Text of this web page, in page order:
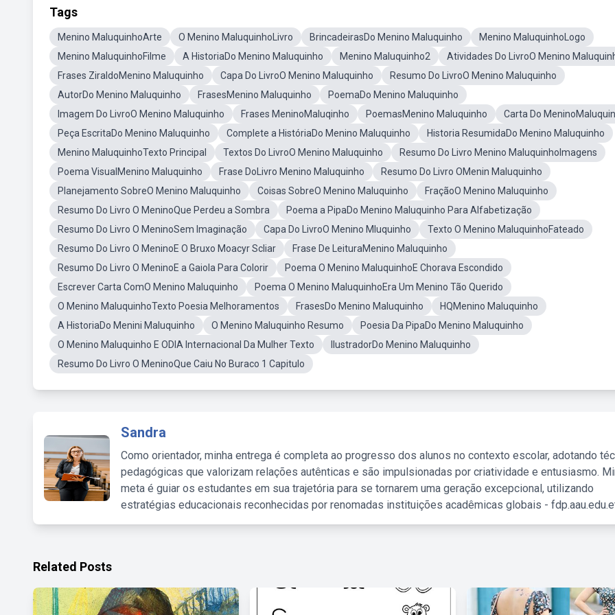
Tags
Menino MaluquinhoArte O Menino MaluquinhoLivro BrincadeirasDo Menino Maluquinho
Menino MaluquinhoLogo
Menino MaluquinhoFilme
A HistoriaDo Menino Maluquinho Menino Maluquinho2
Atividades Do LivroO Menino
Frases ZiraldoMenino Maluquinho
Capa Do LivroO Menino Maluquinho
Resumo Do LivroO Menino Maluquinho
AutorDo Menino Maluquinho
FrasesMenino Maluquinho
PoemaDo Menino Maluquinho
Imagem Do LivroO Menino Maluquinho
Frases MeninoMaluqinho PoemasMenino Maluquinho
Carta Do
Peça EscritaDo Menino Maluquinho
Complete a HistóriaDo Menino Maluquinho
Historia ResumidaDo Menino Maluquinho
Menino MaluquinhoTexto Principal
Textos Do LivroO Menino Maluquinho
Resumo Do Livro Menino MaluquinhoImagens
Poema VisualMenino Maluquinho
Frase DoLivro Menino Maluquinho
Resumo Do Livro OMenin Maluquinho
Planejamento SobreO Menino Maluquinho
Coisas SobreO Menino Maluquinho
FraçãoO Menino Maluquinho
Resumo Do Livro O MeninoQue Perdeu a Sombra
Poema a PipaDo Menino Maluquinho Para Alfabetização
Resumo Do Livro O MeninoSem Imaginação
Capa Do LivroO Menino Mluquinho
Texto O Menino MaluquinhoFateado
Resumo Do Livro O MeninoE O Bruxo Moacyr Scliar
Frase De LeituraMenino Maluquinho
Resumo Do Livro O MeninoE a Gaiola Para Colorir
Poema O Menino MaluquinhoE Chorava Escondido
Escrever Carta ComO Menino Maluquinho
Poema O Menino MaluquinhoEra Um Menino Tão Querido
O Menino MaluquinhoTexto Poesia Melhoramentos
FrasesDo Menino Maluquinho
HQMenino Maluquinho
A HistoriaDo Menini Maluquinho
O Menino Maluquinho Resumo
Poesia Da PipaDo Menino Maluquinho
O Menino Maluquinho E ODIA Internacional Da Mulher Texto
IlustradorDo Menino Maluquinho
Resumo Do Livro O MeninoQue Caiu No Buraco 1 Capitulo
Sandra
Como orientador, minha entrega é completa ao progresso dos alunos no contexto escolar, adotando
pedagógicas que valorizam relações autênticas e são impulsionadas por criatividade e entusiasmo.
meta é guiar os estudantes em sua trajetória para se tornarem uma geração excepcional, utilizando
estratégias educacionais reconhecidas por renomadas instituições acadêmicas globais -
Related Posts